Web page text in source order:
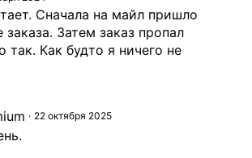
Сначала на майл пришло
Затем заказ пропал
так. Как будто я ничего не
22 октября 2025